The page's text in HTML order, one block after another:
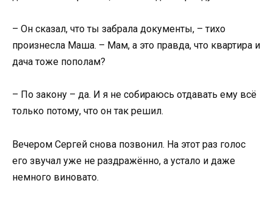
– Он сказал, что ты забрала документы, – тихо
произнесла Маша. – Мам, а это правда, что квартира и
дача тоже пополам?
– По закону – да. И я не собираюсь отдавать ему всё
только потому, что он так решил.
Вечером Сергей снова позвонил. На этот раз голос
его звучал уже не раздражённо, а устало и даже
немного виновато.